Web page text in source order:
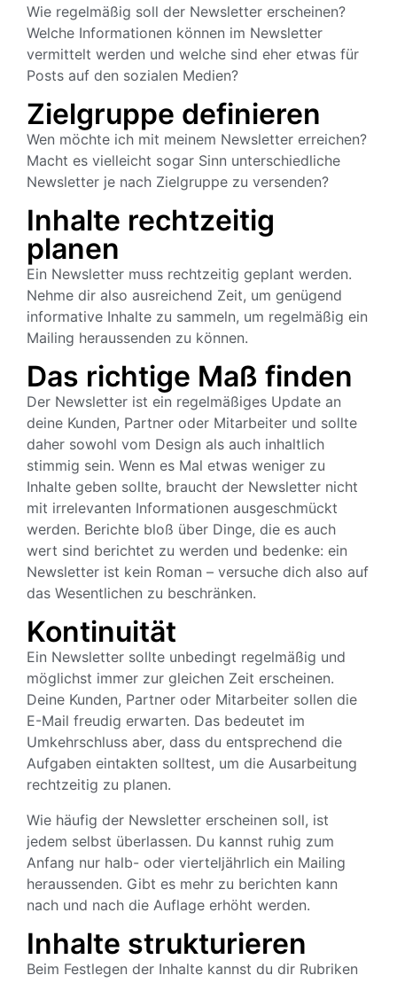
Wie regelmäßig soll der Newsletter erscheinen?
Welche Informationen können im Newsletter
vermittelt werden und welche sind eher etwas für
Posts auf den sozialen Medien?
Zielgruppe definieren
Wen möchte ich mit meinem Newsletter erreichen?
Macht es vielleicht sogar Sinn unterschiedliche
Newsletter je nach Zielgruppe zu versenden?
Inhalte rechtzeitig
planen
Ein Newsletter muss rechtzeitig geplant werden.
Nehme dir also ausreichend Zeit, um genügend
informative Inhalte zu sammeln, um regelmäßig ein
Mailing heraussenden zu können.
Das richtige Maß finden
Der Newsletter ist ein regelmäßiges Update an
deine Kunden, Partner oder Mitarbeiter und sollte
daher sowohl vom Design als auch inhaltlich
stimmig sein. Wenn es Mal etwas weniger zu
Inhalte geben sollte, braucht der Newsletter nicht
mit irrelevanten Informationen ausgeschmückt
werden. Berichte bloß über Dinge, die es auch
wert sind berichtet zu werden und bedenke: ein
Newsletter ist kein Roman – versuche dich also auf
das Wesentlichen zu beschränken.
Kontinuität
Ein Newsletter sollte unbedingt regelmäßig und
möglichst immer zur gleichen Zeit erscheinen.
Deine Kunden, Partner oder Mitarbeiter sollen die
E-Mail freudig erwarten. Das bedeutet im
Umkehrschluss aber, dass du entsprechend die
Aufgaben eintakten solltest, um die Ausarbeitung
rechtzeitig zu planen.
Wie häufig der Newsletter erscheinen soll, ist
jedem selbst überlassen. Du kannst ruhig zum
Anfang nur halb- oder vierteljährlich ein Mailing
heraussenden. Gibt es mehr zu berichten kann
nach und nach die Auflage erhöht werden.
Inhalte strukturieren
Beim Festlegen der Inhalte kannst du dir Rubriken